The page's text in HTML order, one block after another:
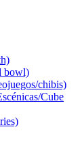
bowl)
chibis)
Cube